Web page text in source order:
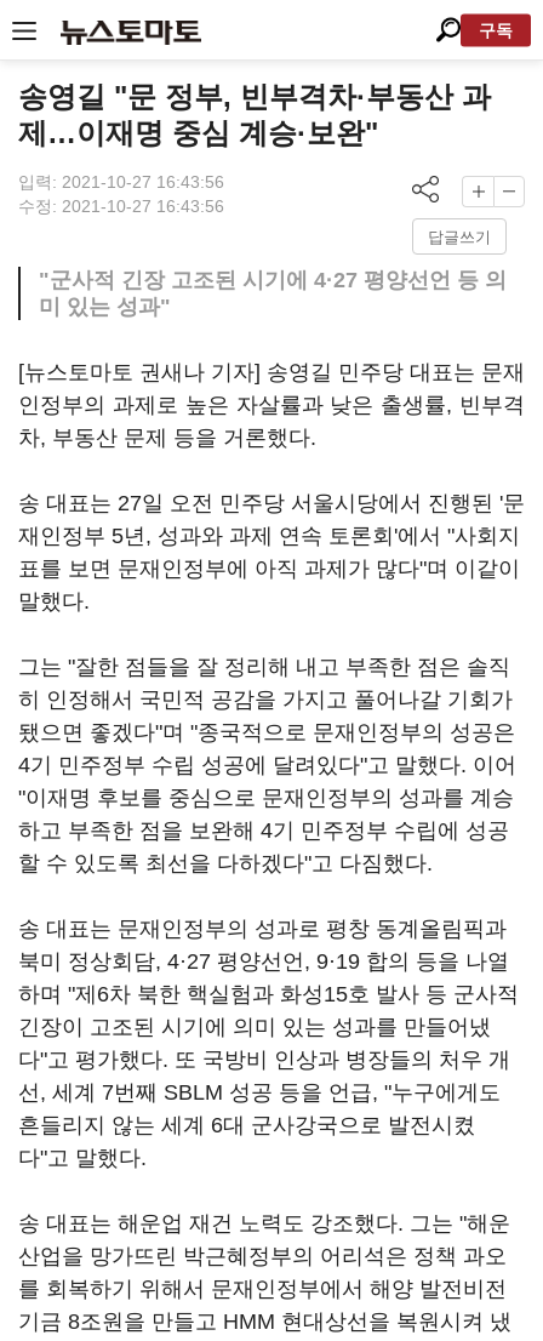
구독
송영길 "문 정부, 빈부격차·부동산 과
제…이재명 중심 계승·보완"
입력: 2021-10-27 16:43:56
수정: 2021-10-27 16:43:56
답글쓰기
"군사적 긴장 고조된 시기에 4·27 평양선언 등 의
미 있는 성과"
[뉴스토마토 권새나 기자] 송영길 민주당 대표는 문재
인정부의 과제로 높은 자살률과 낮은 출생률, 빈부격
차, 부동산 문제 등을 거론했다.
송 대표는 27일 오전 민주당 서울시당에서 진행된 '문
재인정부 5년, 성과와 과제 연속 토론회'에서 "사회지
표를 보면 문재인정부에 아직 과제가 많다"며 이같이
말했다.
그는 "잘한 점들을 잘 정리해 내고 부족한 점은 솔직
히 인정해서 국민적 공감을 가지고 풀어나갈 기회가
됐으면 좋겠다"며 "종국적으로 문재인정부의 성공은
4기 민주정부 수립 성공에 달려있다"고 말했다. 이어
"이재명 후보를 중심으로 문재인정부의 성과를 계승
하고 부족한 점을 보완해 4기 민주정부 수립에 성공
할 수 있도록 최선을 다하겠다"고 다짐했다.
송 대표는 문재인정부의 성과로 평창 동계올림픽과
북미 정상회담, 4·27 평양선언, 9·19 합의 등을 나열
하며 "제6차 북한 핵실험과 화성15호 발사 등 군사적
긴장이 고조된 시기에 의미 있는 성과를 만들어냈
다"고 평가했다. 또 국방비 인상과 병장들의 처우 개
선, 세계 7번째 SBLM 성공 등을 언급, "누구에게도
흔들리지 않는 세계 6대 군사강국으로 발전시켰
다"고 말했다.
송 대표는 해운업 재건 노력도 강조했다. 그는 "해운
산업을 망가뜨린 박근혜정부의 어리석은 정책 과오
를 회복하기 위해서 문재인정부에서 해양 발전비전
기금 8조원을 만들고 HMM 현대상선을 복원시켜 냈